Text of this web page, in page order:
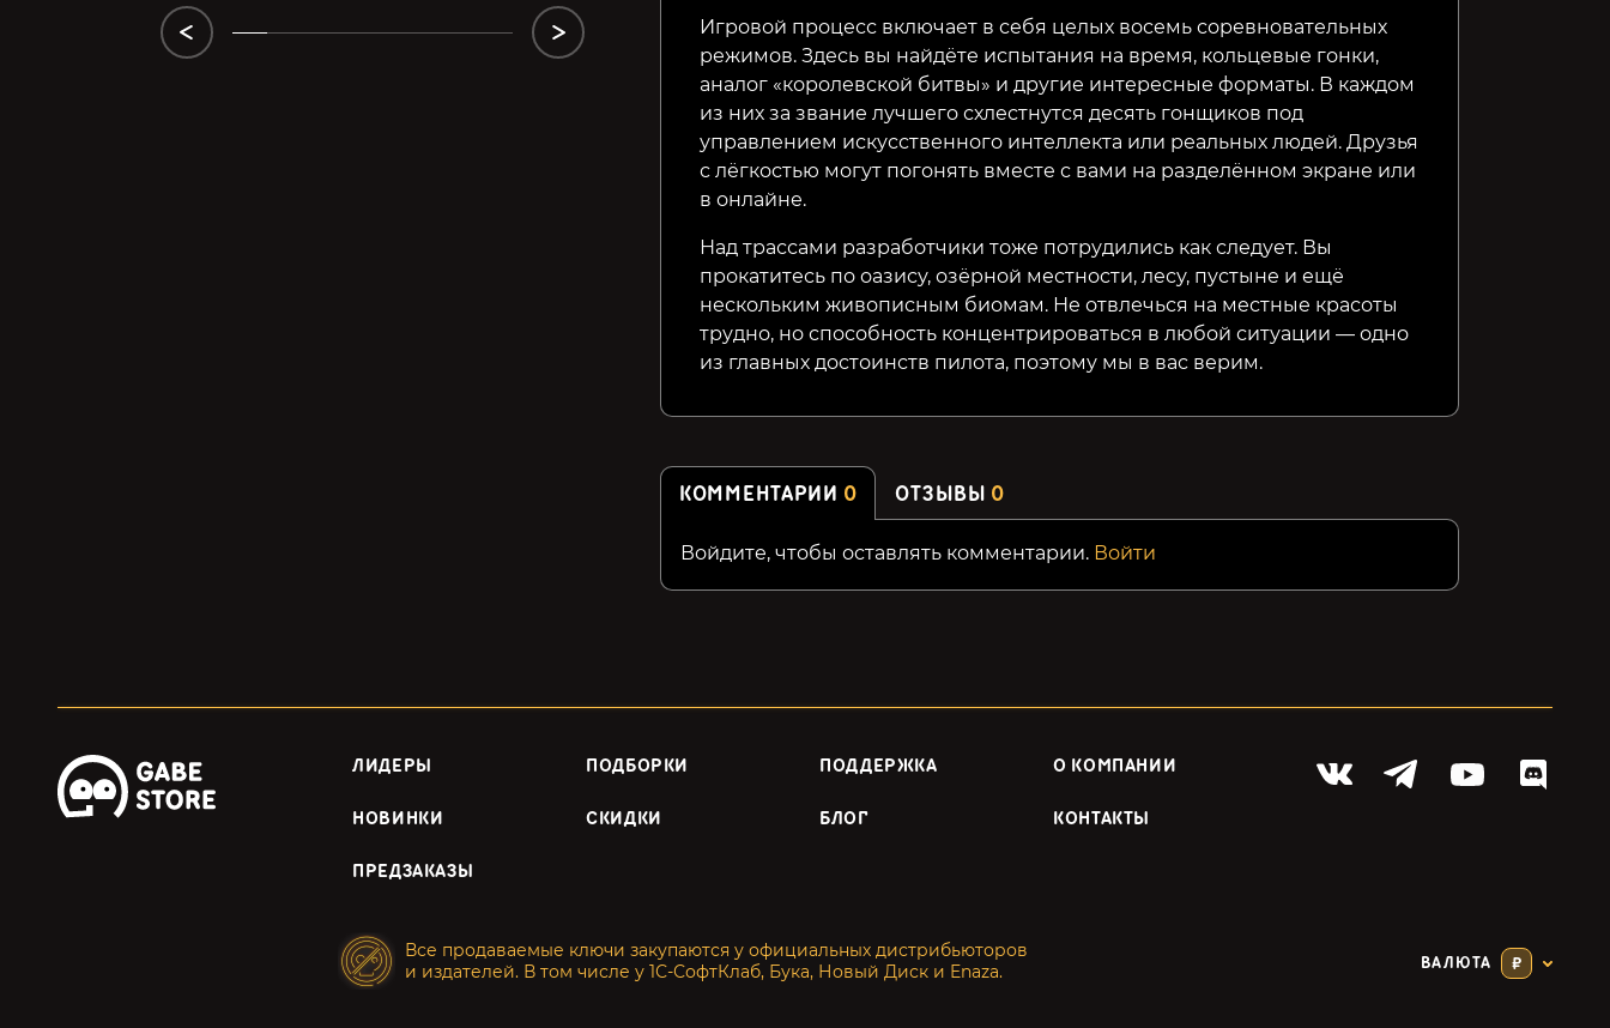
Игровой процесс включает в себя целых восемь соревновательных
режимов. Здесь вы найдёте испытания на время, кольцевые гонки,
аналог «королевской битвы» и другие интересные форматы. В каждом
из них за звание лучшего схлестнутся десять гонщиков под
управлением искусственного интеллекта или реальных людей. Друзья
с лёгкостью могут погонять вместе с вами на разделённом экране или
в онлайне.
Над трассами разработчики тоже потрудились как следует. Вы
прокатитесь по оазису, озёрной местности, лесу, пустыне и ещё
нескольким живописным биомам. Не отвлечься на местные красоты
трудно, но способность концентрироваться в любой ситуации — одно
из главных достоинств пилота, поэтому мы в вас верим.
КОММЕНТАРИИ 0 ОТЗЫВЫ 0
Войдите, чтобы оставлять комментарии. Войти
ЛИДЕРЫ ПОДБОРКИ ПОДДЕРЖКА О КОМПАНИИ
НОВИНКИ СКИДКИ БЛОГ КОНТАКТЫ
ПРЕДЗАКАЗЫ
Все продаваемые ключи закупаются у официальных дистрибьюторов
и издателей. В том числе у 1С-СофтКлаб, Бука, Новый Диск и Enaza.
ВАЛЮТА ₽